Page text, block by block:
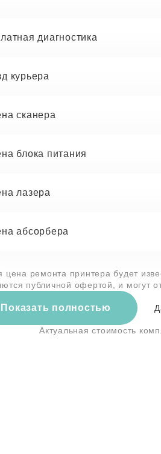
диагностика
курьера
сканера
блока питания
лазера
абсорбера
цена ремонта принтера будет
публичной офертой, и могут
Показать полностью
Актуальная стоимость